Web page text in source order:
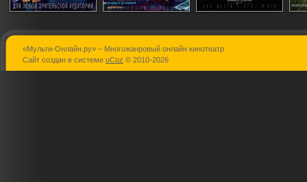
Пятерка
«Мульти-Онлайн.ру» – Многожанровый онлайн кинотеатр
Сайт создан в системе uCoz © 2010-2026